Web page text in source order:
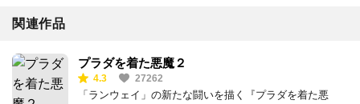
関連作品
プラダを着た悪魔２
4.3 27262
「ランウェイ」の新たな闘いを描く『プラダを着た悪